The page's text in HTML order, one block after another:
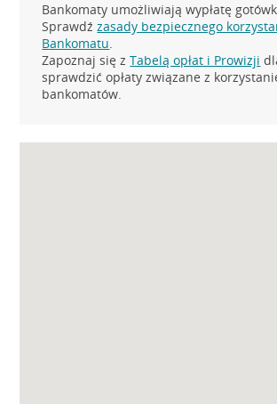
Bankomaty umożliwiają wypłatę
Sprawdźzasady bezpiecznego
Bankomatu.
Zapoznaj się zTabelą opłat i Prowizji
sprawdzić opłaty związane z
bankomatów.